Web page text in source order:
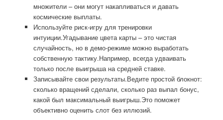
множители – они могут накапливаться и давать
космические выплаты.
Используйте риск-игру для тренировки
интуиции.Угадывание цвета карты – это чистая
случайность, но в демо-режиме можно выработать
собственную тактику.Например, всегда удваивать
только после выигрыша на средней ставке.
Записывайте свои результаты.Ведите простой блокнот:
сколько вращений сделали, сколько раз выпал бонус,
какой был максимальный выигрыш.Это поможет
объективно оценить слот без иллюзий.